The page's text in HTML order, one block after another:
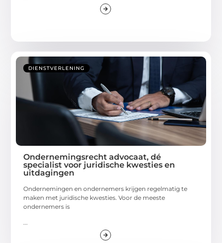
DIENSTVERLENING
Ondernemingsrecht advocaat, dé
specialist voor juridische kwesties en
uitdagingen
Ondernemingen en ondernemers krijgen regelmatig te
maken met juridische kwesties. Voor de meeste
ondernemers is
...